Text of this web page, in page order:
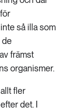
så illa som
de
främst
organismer.
fler
det. I